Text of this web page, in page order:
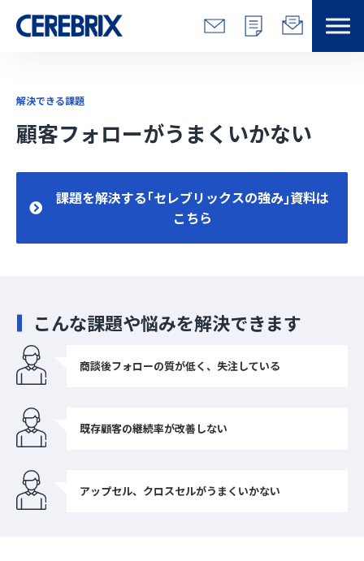
解決できる課題
サービス
事例
会社情報
解決できる課題
顧客フォローがうまくいかない
課題を解決する｢セレブリックスの強み｣資料は
こちら
こんな課題や悩みを解決できます
商談後フォローの質が低く、失注している
既存顧客の継続率が改善しない
アップセル、クロスセルがうまくいかない